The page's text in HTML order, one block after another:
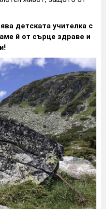
детската учителка с
й от сърце здраве и